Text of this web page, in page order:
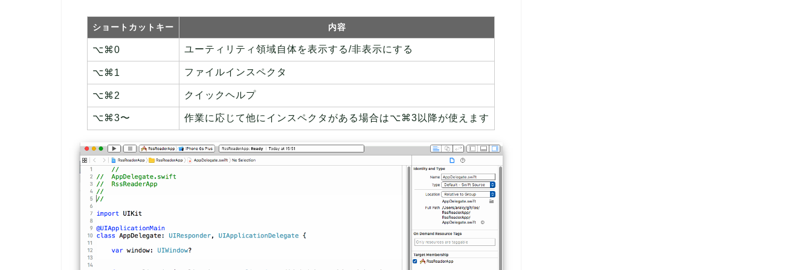
ショートカットキー 内容
⌥⌘0 ユーティリティ領域自体を表示する/非表示にする
⌥⌘1 ファイルインスペクタ
⌥⌘2 クイックヘルプ
⌥⌘3〜 作業に応じて他にインスペクタがある場合は⌥⌘3以降が使えます